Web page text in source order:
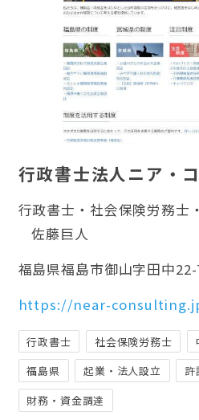
行政書士法人ニア・
行政書士・社会保険労務士
佐藤巨人
福島県福島市御山字田中
https://near-
行政書士 社会保険労務士
福島県
起業・法人設立
許
財務・資金調達